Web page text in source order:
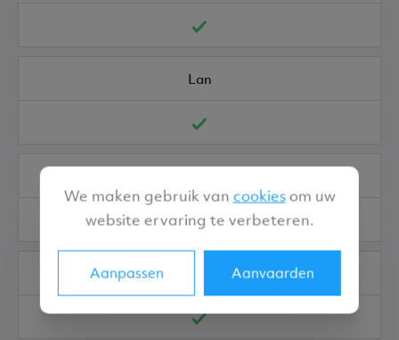
Lan
We maken gebruik van cookiesom uw
website ervaring te verbeteren.
Aanpassen Aanvaarden